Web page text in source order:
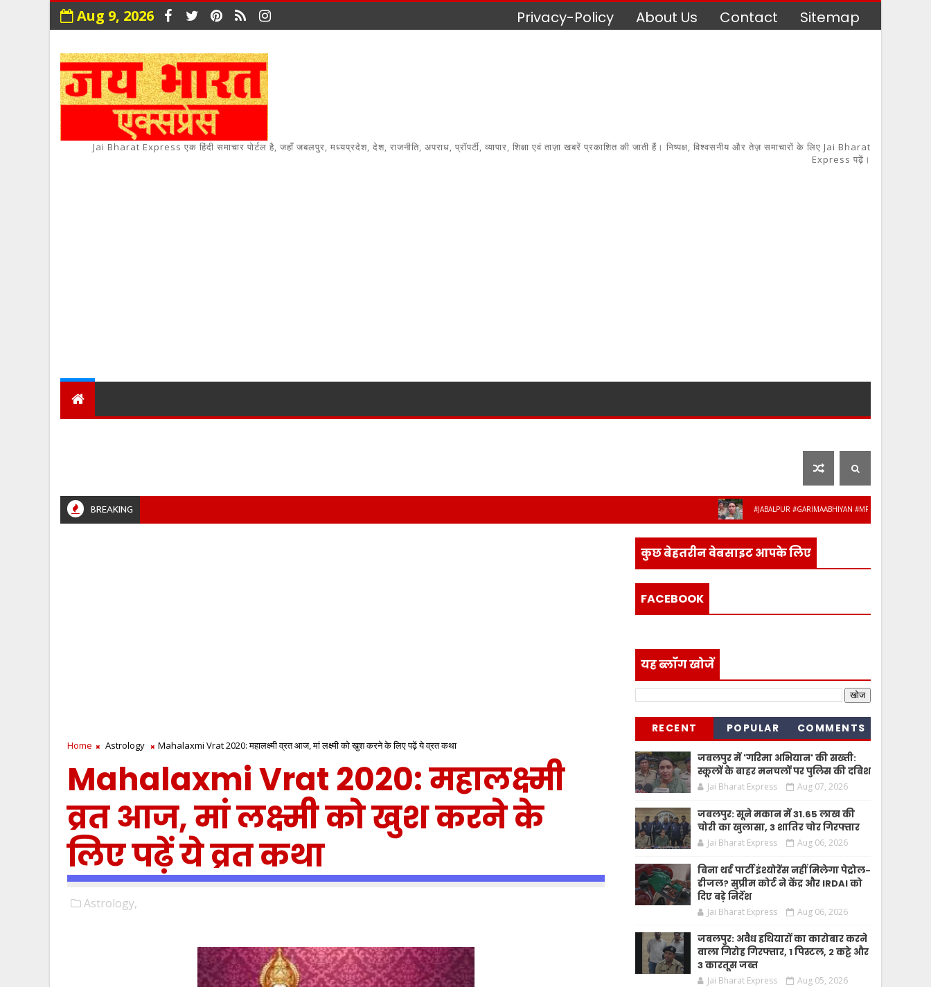
Aug 9, 2026 Privacy-Policy About Us Contact Sitemap
Jai Bharat Express एक हिंदी समाचार पोर्टल है, जहाँ जबलपुर, मध्यप्रदेश, देश, राजनीति, अपराध, प्रॉपर्टी, व्यापार, शिक्षा एवं ताज़ा खबरें प्रकाशित की जाती हैं। निष्पक्ष, विश्वसनीय और तेज़ समाचारों के लिए Jai Bharat
Express पढ़ें।
BREAKING #JABALPUR #GARIMAABHIYAN #MPPOLICE #WOMENSAFETY
34 से 44 साल की बेदाग सेवा के बाद जबलपुर पुलिस के 8 अधिकारी-कर्मचारी हुए सेवानिवृत्त,
Home Astrology Mahalaxmi Vrat 2020: महालक्ष्मी व्रत आज, मां लक्ष्मी को खुश करने के लिए पढ़ें ये व्रत कथा
Mahalaxmi Vrat 2020: महालक्ष्मी
व्रत आज, मां लक्ष्मी को खुश करने के
लिए पढ़ें ये व्रत कथा
Astrology,
कुछ बेहतरीन वेबसाइट आपके लिए
FACEBOOK
यह ब्लॉग खोजें
RECENT POPULAR COMMENTS
जबलपुर में 'गरिमा अभियान' की सख्ती:
स्कूलों के बाहर मनचलों पर पुलिस की दबिश
Jai Bharat Express Aug 07, 2026
जबलपुर: सूने मकान में 31.65 लाख की
चोरी का खुलासा, 3 शातिर चोर गिरफ्तार
Jai Bharat Express Aug 06, 2026
बिना थर्ड पार्टी इंश्योरेंस नहीं मिलेगा पेट्रोल-
डीजल? सुप्रीम कोर्ट ने केंद्र और IRDAI को
दिए बड़े निर्देश
Jai Bharat Express Aug 06, 2026
जबलपुर: अवैध हथियारों का कारोबार करने
वाला गिरोह गिरफ्तार, 1 पिस्टल, 2 कट्टे और
3 कारतूस जब्त
Jai Bharat Express Aug 05, 2026